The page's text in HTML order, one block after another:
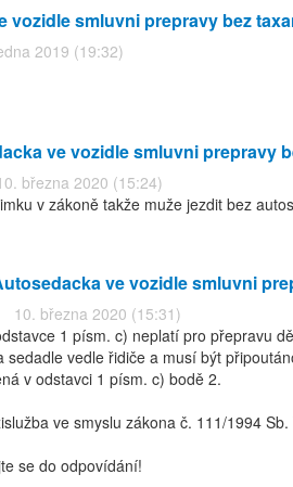
vozidle smluvni prepravy bez
2019 (19:32)
ve vozidle smluvni prepravy
března 2020 (15:24)
v zákoně takže muže jezdit bez
ve vozidle smluvni
10. března 2020 (15:31)
1 písm. c) neplatí pro přepravu
sedadle vedle řidiče a musí být
v odstavci 1 písm. c) bodě 2.
ve smyslu zákona č. 111/1994
se do odpovídání!